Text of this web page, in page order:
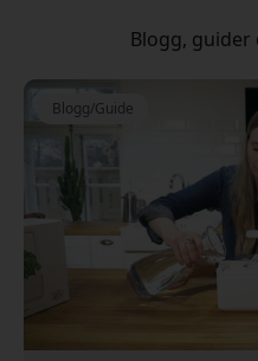
Blogg,
Blogg/Guide